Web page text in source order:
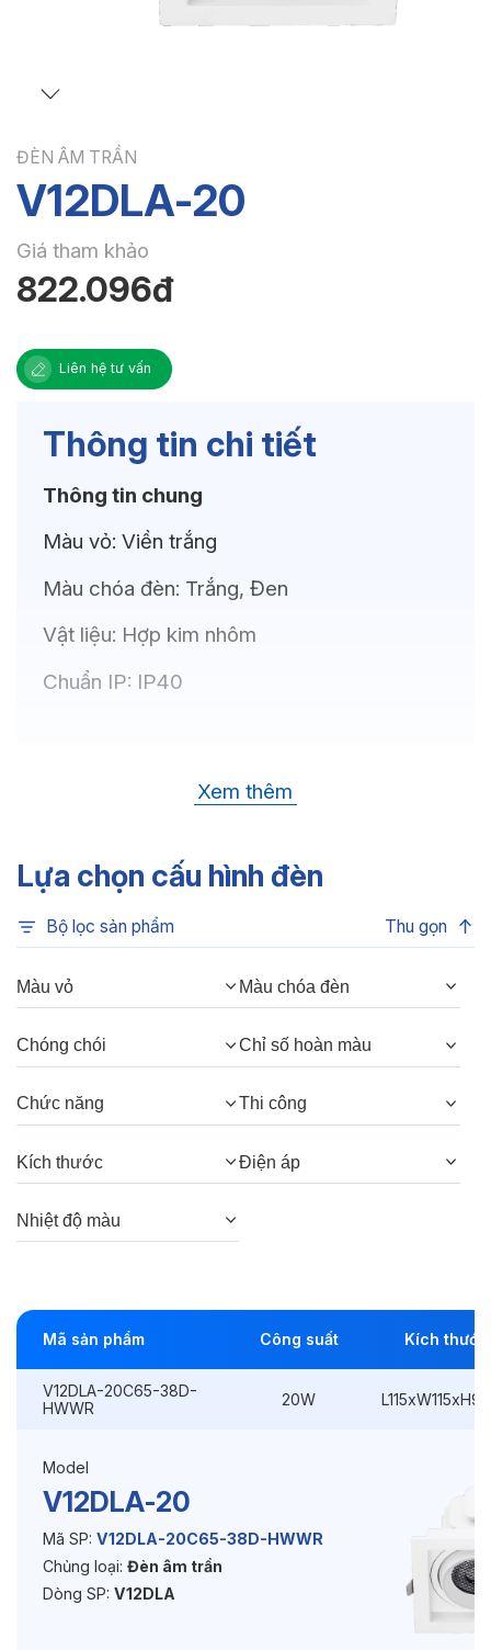
ĐÈN ÂM TRẦN
V12DLA-20
Giá tham khảo
822.096đ
Liên hệ tư vấn
Thông tin chi tiết
Thông tin chung
Màu vỏ: Viền trắng
Màu chóa đèn: Trắng, Đen
Vật liệu: Hợp kim nhôm
Chuẩn IP: IP40
OSRAM(GERMANY)
Nhiệt độ màu:6500K, 4000K, 3500K,
3000K, 3CCT
Chỉ số hoàn màu:
Quang thông:
2000lm(C), 2000lm(N),
Góc chiếu:38° (Honeycomb), 38°, 24°
(Honeycomb), 24°
Thông số Điện & Lắp đặt
Công suất:
Kích thướcL115xW115xH95mm
Thi công:
Điện áp:
Độ bền & tùy chọn mở rộng
Tuổi thọ:>30000h
Xem thêm
Lựa chọn cấu hình đèn
Bộ lọc sản phẩm Thu gọn
Màu vỏ Màu chóa đèn
Chóng chói Chỉ số hoàn màu
Chức năng Thi công
Kích thước Điện áp
Nhiệt độ màu
Mã sản phẩm Công suất Kích thước
V12DLA-20C65-38D-
HWWR
20W
Model
V12DLA-20
Mã SP: V12DLA-20C65-38D-HWWR
Chủng loại: Đèn âm trần
Dòng SP: V12DLA